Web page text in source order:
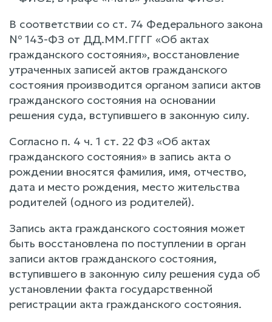
В соответствии со ст. 74 Федерального закона
№ 143-ФЗ от ДД.ММ.ГГГГ «Об актах
гражданского состояния», восстановление
утраченных записей актов гражданского
состояния производится органом записи актов
гражданского состояния на основании
решения суда, вступившего в законную силу.
Согласно п. 4 ч. 1 ст. 22 ФЗ «Об актах
гражданского состояния» в запись акта о
рождении вносятся фамилия, имя, отчество,
дата и место рождения, место жительства
родителей (одного из родителей).
Запись акта гражданского состояния может
быть восстановлена по поступлении в орган
записи актов гражданского состояния,
вступившего в законную силу решения суда об
установлении факта государственной
регистрации акта гражданского состояния.